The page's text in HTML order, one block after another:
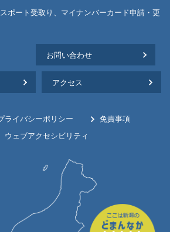
ポート受取り、マイナンバーカード申請・更
お問い合わせ
アクセス
ライバシーポリシー
免責事項
ウェブアクセシビリティ